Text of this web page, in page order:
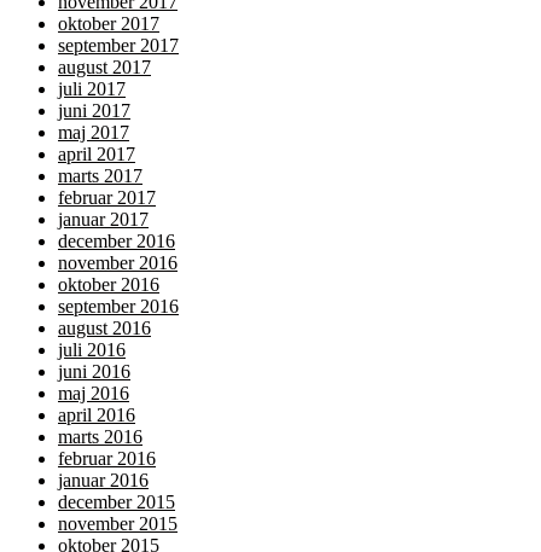
oktober 2017
september 2017
august 2017
juli 2017
juni 2017
maj 2017
april 2017
marts 2017
februar 2017
januar 2017
december 2016
november 2016
oktober 2016
september 2016
august 2016
juli 2016
juni 2016
maj 2016
april 2016
marts 2016
februar 2016
januar 2016
december 2015
november 2015
oktober 2015